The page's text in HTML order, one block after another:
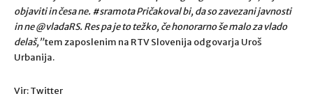
objaviti in česa ne.#sramotaPričakoval bi, da so zavezani javnosti
in ne@vladaRS. Res pa je to težko, če honorarno še malo za vlado
delaš,”tem zaposlenim na RTV Slovenija odgovarja Uroš
Urbanija.
Vir: Twitter